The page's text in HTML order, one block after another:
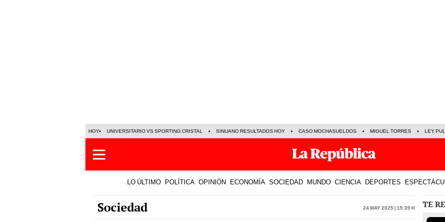
HOY UNIVERSITARIO VS SPORTING CRISTAL SINUANO RESULTADOS HOY CASO MOCHASUELDOS MIGUEL TORRES LEY
LO ÚLTIMO POLÍTICA OPINIÓN ECONOMÍA SOCIEDAD MUNDO CIENCIA DEPORTES
Sociedad 24 May 2025 | 15:39 h TE